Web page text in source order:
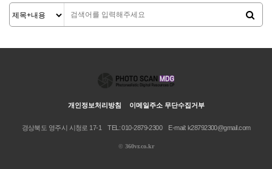
개인정보처리방침 이메일주소 무단수집거부
경상북도 영주시 시청로 17-1 TEL: 010-2879-2300 E-mail: k28792300@gmail.com
© 360vr.co.kr